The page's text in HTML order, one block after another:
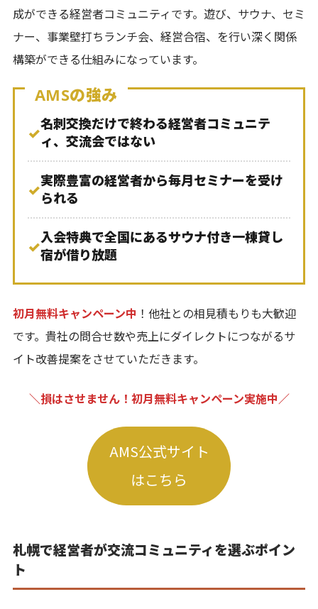
成ができる経営者コミュニティです。遊び、サウナ、セミ
ナー、事業壁打ちランチ会、経営合宿、を行い深く関係
構築ができる仕組みになっています。
AMSの強み
✓名刺交換だけで終わる経営者コミュニテ
ィ、交流会ではない
✓実際豊富の経営者から毎月セミナーを受け
られる
✓入会特典で全国にあるサウナ付き一棟貸し
宿が借り放題
初月無料キャンペーン中 ！他社との相見積もりも大歓迎
です。貴社の問合せ数や売上にダイレクトにつながるサ
イト改善提案をさせていただきます。
＼損はさせません！初月無料キャンペーン実施中／
AMS公式サイト
はこちら
札幌で経営者が交流コミュニティを選ぶポイン
ト